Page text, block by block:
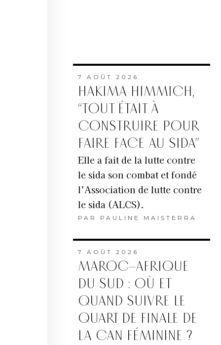
7 AOÛT 2026
HAKIMA HIMMICH,
“TOUT ÉTAIT À
CONSTRUIRE POUR
FAIRE FACE AU SIDA”
Elle a fait de la lutte contre
le sida son combat et fondé
l’Association de lutte contre
le sida (ALCS).
PAR PAULINE MAISTERRA
7 AOÛT 2026
MAROC–AFRIQUE
DU SUD : OÙ ET
QUAND SUIVRE LE
QUART DE FINALE DE
LA CAN FÉMININE ?